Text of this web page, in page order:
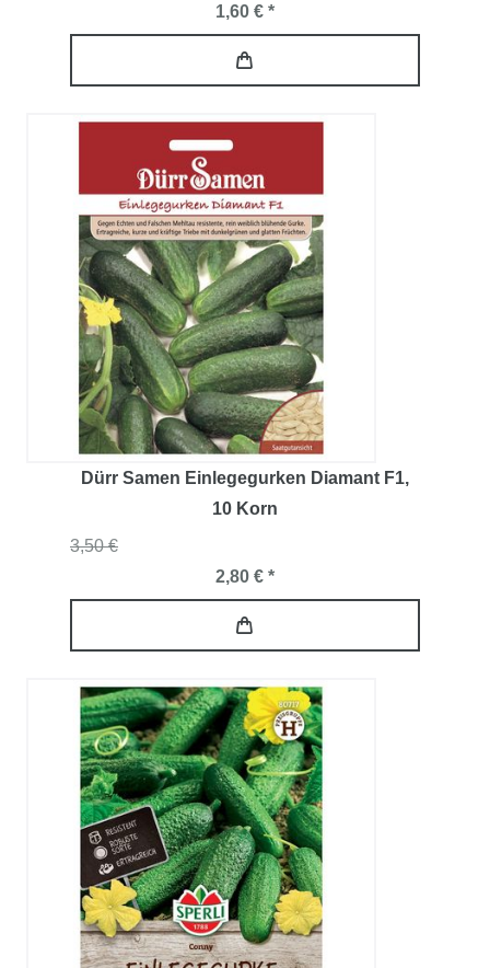
1,60 € *
Dürr Samen Einlegegurken Diamant F1,
10 Korn
3,50 €
2,80 € *